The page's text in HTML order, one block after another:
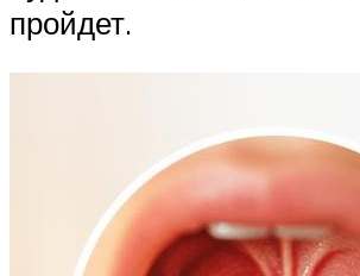
пройдет.